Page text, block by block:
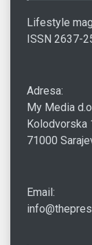
Lifestyle
ISSN 2637-
Adresa:
My Media
Kolodvorska
71000
Email: